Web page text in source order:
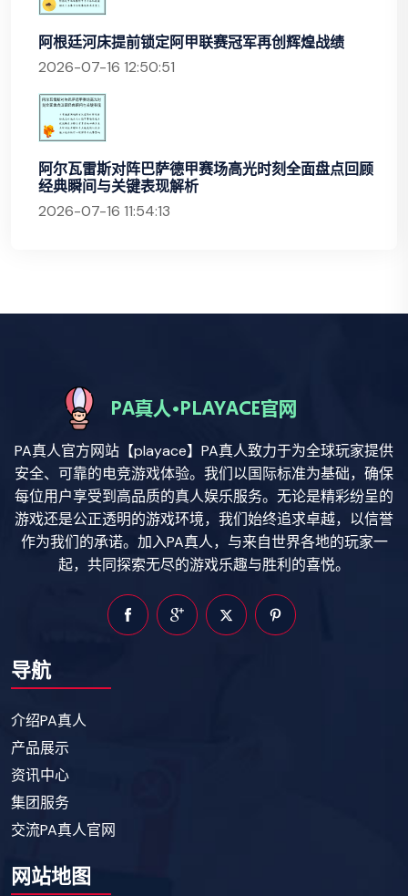
阿根廷河床提前锁定阿甲联赛冠军再创辉煌战绩
2026-07-16 12:50:51
阿尔瓦雷斯对阵巴萨德甲赛场高光时刻全面盘点回顾
经典瞬间与关键表现解析
2026-07-16 11:54:13
PA真人官方网站【playace】PA真人致力于为全球玩家提供
安全、可靠的电竞游戏体验。我们以国际标准为基础，确保
每位用户享受到高品质的真人娱乐服务。无论是精彩纷呈的
游戏还是公正透明的游戏环境，我们始终追求卓越，以信誉
作为我们的承诺。加入PA真人，与来自世界各地的玩家一
起，共同探索无尽的游戏乐趣与胜利的喜悦。
导航
介绍PA真人
产品展示
资讯中心
集团服务
交流PA真人官网
网站地图